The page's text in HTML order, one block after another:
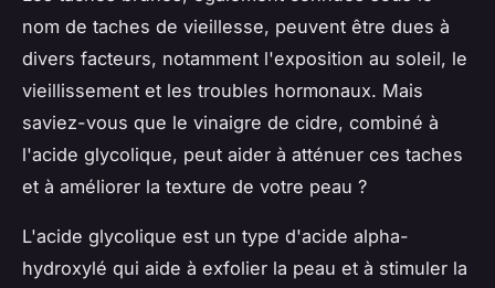
nom de taches de vieillesse, peuvent être dues à
divers facteurs, notamment l'exposition au soleil, le
vieillissement et les troubles hormonaux. Mais
saviez-vous que le vinaigre de cidre, combiné à
l'acide glycolique, peut aider à atténuer ces taches
et à améliorer la texture de votre peau ?
L'acide glycolique est un type d'acide alpha-
hydroxylé qui aide à exfolier la peau et à stimuler la